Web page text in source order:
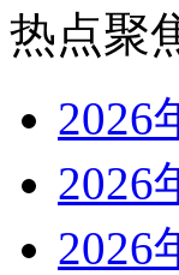
热点聚
2026
2026
2026